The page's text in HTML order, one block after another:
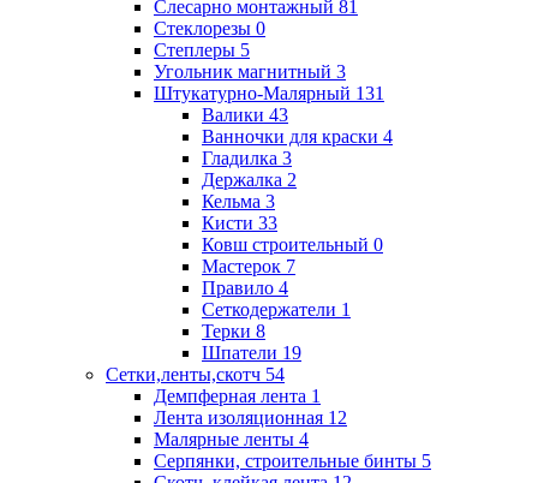
Слесарно монтажный 81
Стеклорезы 0
Степлеры 5
Угольник магнитный 3
Штукатурно-Малярный 131
Валики 43
Ванночки для краски 4
Гладилка 3
Держалка 2
Кельма 3
Кисти 33
Ковш строительный 0
Мастерок 7
Правило 4
Сеткодержатели 1
Терки 8
Шпатели 19
Сетки,ленты,скотч 54
Демпферная лента 1
Лента изоляционная 12
Малярные ленты 4
Серпянки, строительные бинты 5